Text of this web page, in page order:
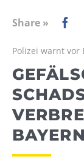
WEBRADIO
Share »
Polizei warnt vor
BAYERN